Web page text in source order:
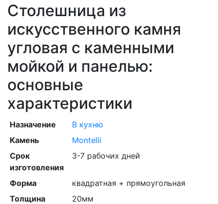
Столешница из
искусственного камня
угловая с каменными
мойкой и панелью:
основные
характеристики
Назначение
В кухню
Камень
Montelli
Срок
изготовления
3-7 рабочих дней
Форма
квадратная + прямоугольная
Толщина
20мм